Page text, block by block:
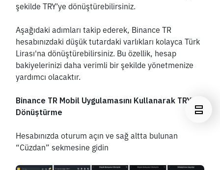
şekilde TRY’ye dönüştürebilirsiniz.
Aşağıdaki adımları takip ederek, Binance TR
hesabınızdaki düşük tutardaki varlıkları kolayca Türk
Lirası'na dönüştürebilirsiniz. Bu özellik, hesap
bakiyelerinizi daha verimli bir şekilde yönetmenize
yardımcı olacaktır.
Binance TR Mobil Uygulamasını Kullanarak TRY’ye
Dönüştürme
Hesabınızda oturum açın ve sağ altta bulunan
“Cüzdan” sekmesine gidin